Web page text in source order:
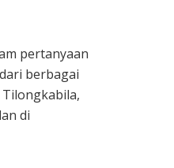
pertanyaan
berbagai
di